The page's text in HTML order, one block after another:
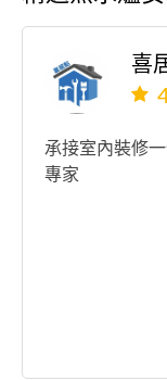
承接室內裝修
專家